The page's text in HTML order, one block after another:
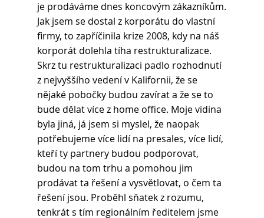
je prodáváme dnes koncovým zákazníkům.
Jak jsem se dostal z korporátu do vlastní
firmy, to zapříčinila krize 2008, kdy na náš
korporát dolehla tíha restrukturalizace.
Skrz tu restrukturalizaci padlo rozhodnutí
z nejvyššího vedení v Kalifornii, že se
nějaké pobočky budou zavírat a že se to
bude dělat více z home office. Moje vidina
byla jiná, já jsem si myslel, že naopak
potřebujeme více lidí na presales, více lidí,
kteří ty partnery budou podporovat,
budou na tom trhu a pomohou jim
prodávat ta řešení a vysvětlovat, o čem ta
řešení jsou. Proběhl sňatek z rozumu,
tenkrát s tím regionálním ředitelem jsme